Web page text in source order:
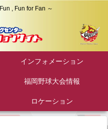
, Fun for Fan ～
インフォメーション
福岡野球大会情報
ロケーション